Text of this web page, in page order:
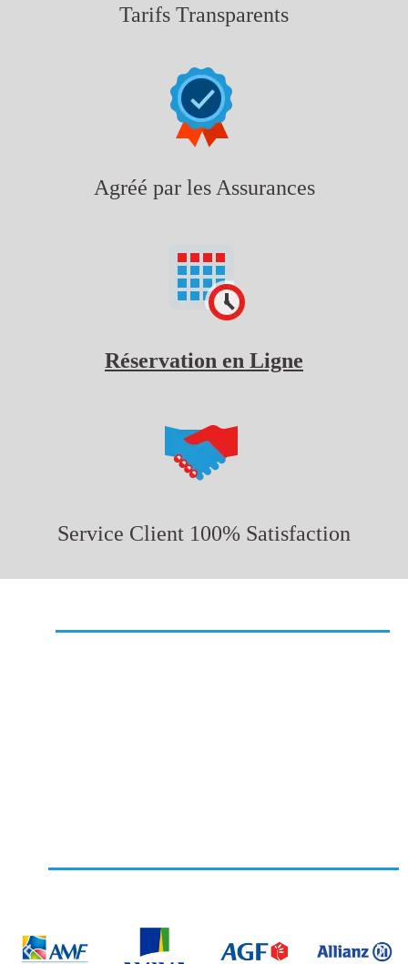
Tarifs Transparents
Agréé par les Assurances
Réservation en Ligne
Service Client 100% Satisfaction